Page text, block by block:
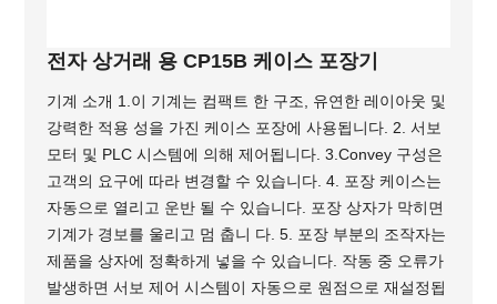
전자 상거래 용 CP15B 케이스 포장기
기계 소개 1.이 기계는 컴팩트 한 구조, 유연한 레이아웃 및
강력한 적용 성을 가진 케이스 포장에 사용됩니다. 2. 서보
모터 및 PLC 시스템에 의해 제어됩니다. 3.Convey 구성은
고객의 요구에 따라 변경할 수 있습니다. 4. 포장 케이스는
자동으로 열리고 운반 될 수 있습니다. 포장 상자가 막히면
기계가 경보를 울리고 멈 춥니 다. 5. 포장 부분의 조작자는
제품을 상자에 정확하게 넣을 수 있습니다. 작동 중 오류가
발생하면 서보 제어 시스템이 자동으로 원점으로 재설정됩